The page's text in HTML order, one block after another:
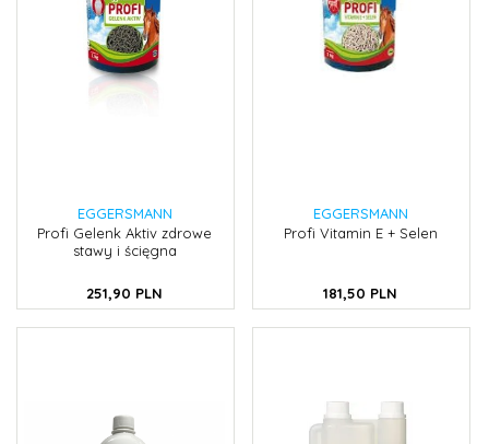
EGGERSMANN
Profi Gelenk Aktiv zdrowe
stawy i ścięgna
251,90 PLN
EGGERSMANN
Profi Vitamin E + Selen
181,50 PLN